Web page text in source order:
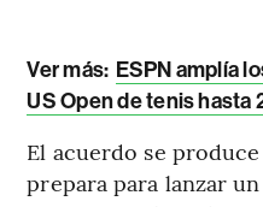
Ver más: ESPN amplía
US Open de tenis hasta
El acuerdo se
prepara para lanzar